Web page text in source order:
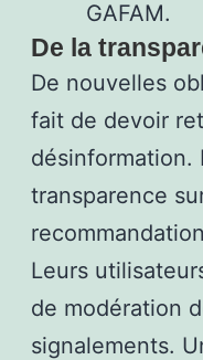
GAFAM.
De la
De nouvelles
fait de devoir
désinformation.
transparence
Leurs
de modération
signalements.